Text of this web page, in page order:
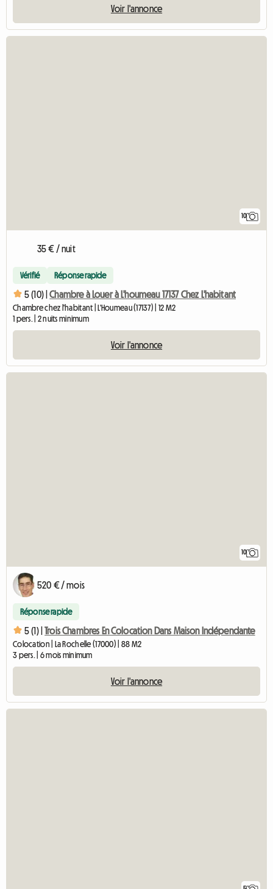
Voir l'annonce
10
35 € / nuit
Vérifié Réponse rapide
5 (10) | Chambre à Louer à L'houmeau 17137 Chez L'habitant
Chambre chez l'habitant | L'Houmeau (17137) | 12 M2
1 pers. | 2 nuits minimum
Voir l'annonce
10
520 € / mois
Réponse rapide
5 (1) | Trois Chambres En Colocation Dans Maison Indépendante
Colocation | La Rochelle (17000) | 88 M2
3 pers. | 6 mois minimum
Voir l'annonce